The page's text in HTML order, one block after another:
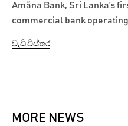
Amãna Bank, Sri Lanka’s
commercial bank
renowned Islamic Finance
වැඩි විස්තර
MORE NEWS